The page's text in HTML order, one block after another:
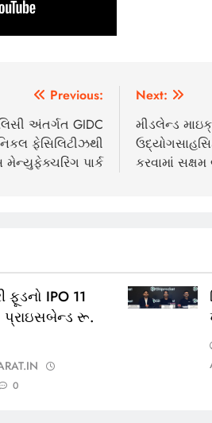
Previous:
અંતર્ગત GIDC
ફેસિલિટીઝથી
પાર્ક
Next:
મીડલેન્ડ
કરવામાં
ફૂડનો IPO 11
રૂ.
0